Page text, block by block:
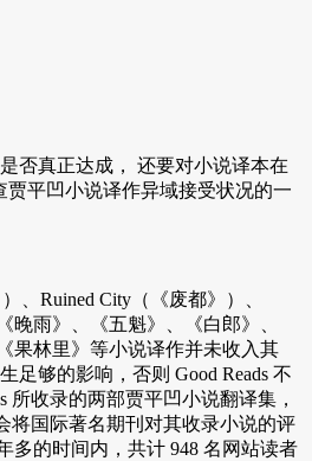
否真正达成， 还要对小说译本在
平凹小说译作异域接受状况的一
Ruined City（《废都》）、
晚雨》、《五魁》、《白郎》、
果林里》等小说译作并未收入其
够的影响，否则 Good Reads 不
收录的两部贾平凹小说翻译集，
将国际著名期刊对其收录小说的评
多的时间内，共计 948 名网站读者